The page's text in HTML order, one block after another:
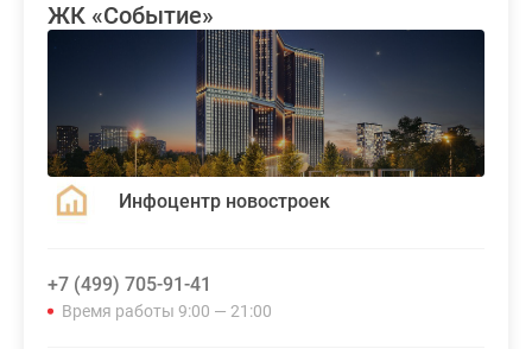
ЖК «Событие»
Инфоцентр новостроек
+7 (499) 705-91-41
Время работы 9:00 — 21:00